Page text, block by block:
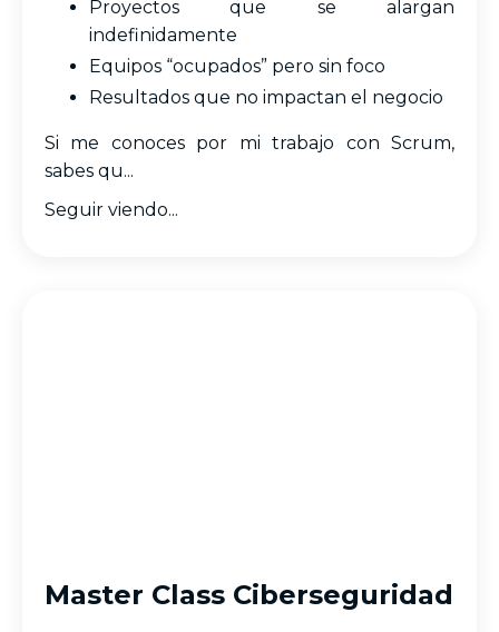
Proyectos que se alargan
indefinidamente
Equipos “ocupados” pero sin foco
Resultados que no impactan el negocio
Si me conoces por mi trabajo con Scrum,
sabes qu...
Seguir viendo...
Master Class Ciberseguridad